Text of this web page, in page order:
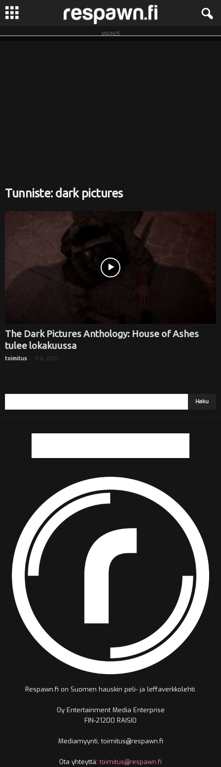
R
MAINOS
Tunniste: dark pictures
The Dark Pictures Anthology: House of Ashes
tulee lokakuussa
toimitus - 11.6.2021
Respawn.fi on Suomen hauskin peli- ja leffaverkkolehti.
Oy Entertainment Media Enterprise
FIN-21200 RAISIO
Mediamyynti, toimitus@respawn.fi
Ota yhteyttä:toimitus@respawn.fi